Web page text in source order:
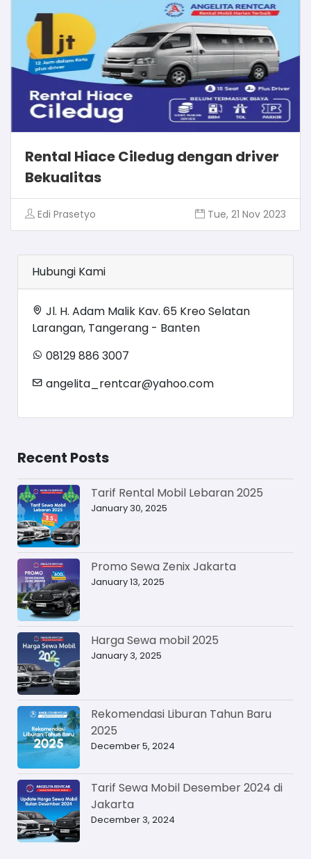
Rental Hiace Ciledug dengan driver
Bekualitas
Edi Prasetyo Tue, 21 Nov 2023
Hubungi Kami
Jl. H. Adam Malik Kav. 65 Kreo Selatan
Larangan, Tangerang - Banten
08129 886 3007
angelita_rentcar@yahoo.com
Recent Posts
Tarif Rental Mobil Lebaran 2025
January 30, 2025
Promo Sewa Zenix Jakarta
January 13, 2025
Harga Sewa mobil 2025
January 3, 2025
Rekomendasi Liburan Tahun Baru
2025
December 5, 2024
Tarif Sewa Mobil Desember 2024 di
Jakarta
December 3, 2024